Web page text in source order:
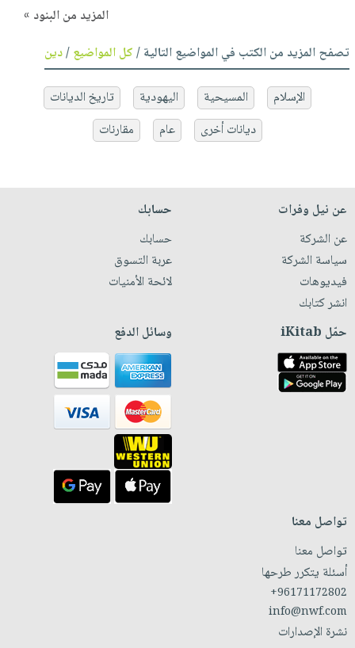
المزيد من البنود »
تصفح المزيد من الكتب في المواضيع التالية /كل المواضيع/دين
الإسلام المسيحية اليهودية
تاريخ الديانات
ديانات أخرى
عام مقارنات
عن نيل وفرات
عن الشركة
سياسة الشركة
فيديوهات
انشر كتابك
حسابك
حسابك
عربة التسوق
لائحة الأمنيات
حمّل iKitab وسائل الدفع
تواصل معنا
تواصل معنا
أسئلة يتكرر طرحها
+96171172802
info@nwf.com
نشرة الإصدارات